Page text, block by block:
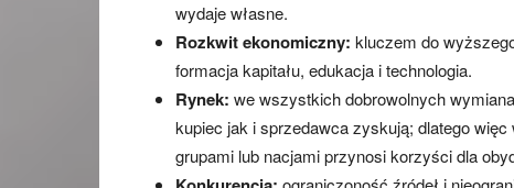
wydaje własne.
Rozkwit ekonomiczny: kluczem do
formacja kapitału, edukacja i technologia.
Rynek: we wszystkich dobrowolnych
kupiec jak i sprzedawca zyskują; dlatego
grupami lub nacjami przynosi korzyści dla